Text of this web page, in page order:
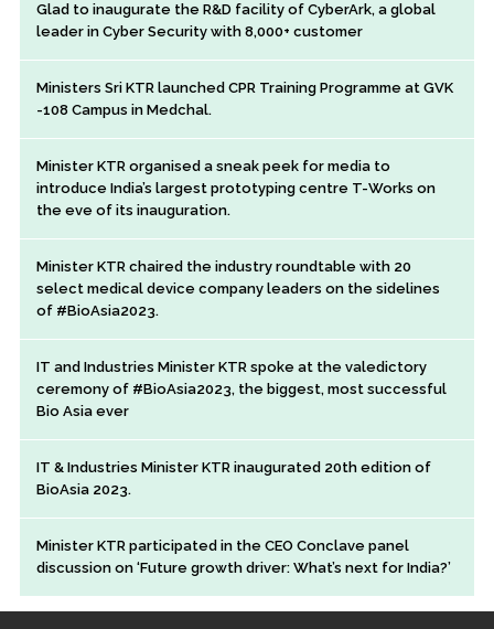
Glad to inaugurate the R&D facility of CyberArk, a global
leader in Cyber Security with 8,000+ customer
Ministers Sri KTR launched CPR Training Programme at GVK
-108 Campus in Medchal.
Minister KTR organised a sneak peek for media to
introduce India’s largest prototyping centre T-Works on
the eve of its inauguration.
Minister KTR chaired the industry roundtable with 20
select medical device company leaders on the sidelines
of #BioAsia2023.
IT and Industries Minister KTR spoke at the valedictory
ceremony of #BioAsia2023, the biggest, most successful
Bio Asia ever
IT & Industries Minister KTR inaugurated 20th edition of
BioAsia 2023.
Minister KTR participated in the CEO Conclave panel
discussion on ‘Future growth driver: What’s next for India?’